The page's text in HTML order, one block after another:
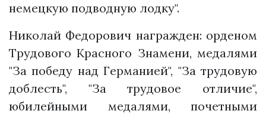
немецкую подводную лодку".
Николай Федорович награжден: орденом
Трудового Красного Знамени, медалями
"За победу над Германией", "За трудовую
доблесть", "За трудовое отличие",
юбилейными медалями, почетными